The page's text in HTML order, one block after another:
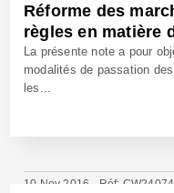
Réforme des
règles en matière
La présente note a pour
modalités de passation
les...
10 Nov 2016 - Réf: CW24074